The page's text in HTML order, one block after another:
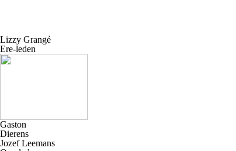
Lizzy Grangé
Ere-leden
Gaston
Dierens
Jozef Leemans